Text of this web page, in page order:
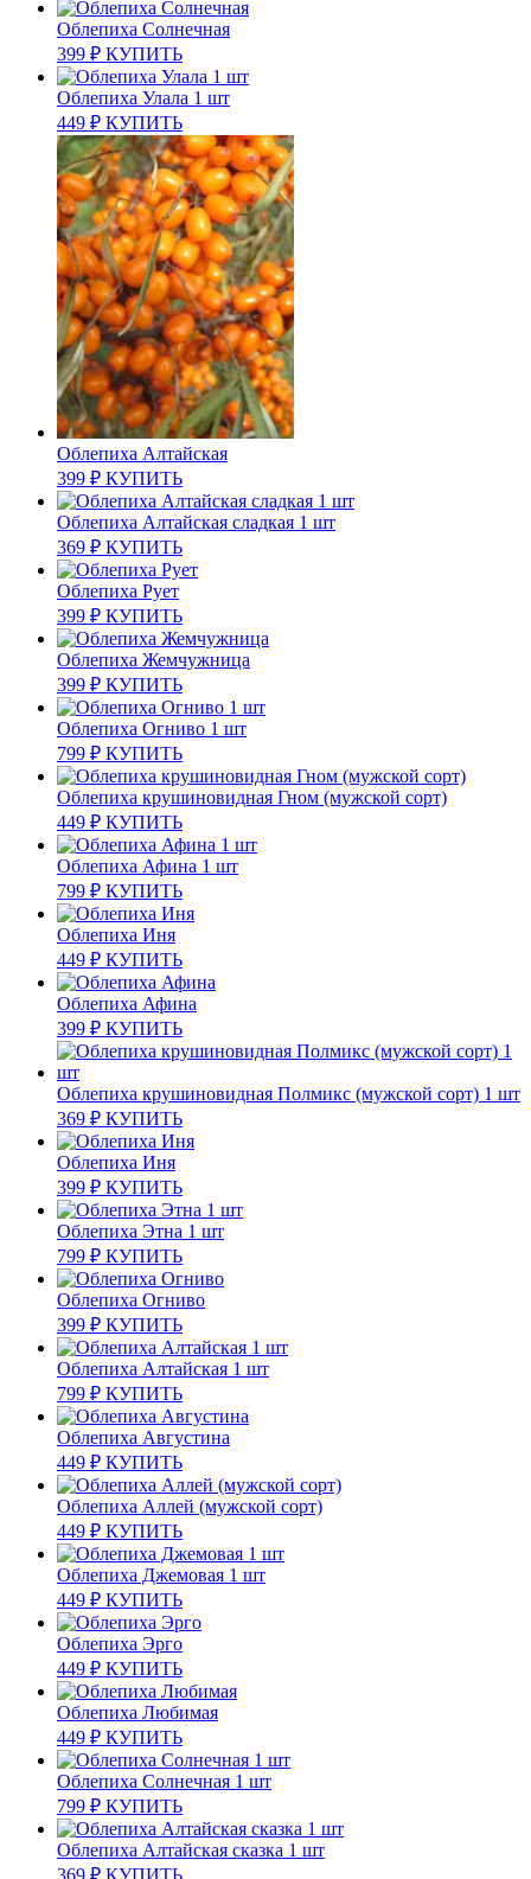
Облепиха Солнечная
399 ₽ КУПИТЬ
Облепиха Улала 1 шт
449 ₽ КУПИТЬ
Облепиха Алтайская
399 ₽ КУПИТЬ
Облепиха Алтайская сладкая 1 шт
369 ₽ КУПИТЬ
Облепиха Рует
399 ₽ КУПИТЬ
Облепиха Жемчужница
399 ₽ КУПИТЬ
Облепиха Огниво 1 шт
799 ₽ КУПИТЬ
Облепиха крушиновидная Гном (мужской сорт)
449 ₽ КУПИТЬ
Облепиха Афина 1 шт
799 ₽ КУПИТЬ
Облепиха Иня
449 ₽ КУПИТЬ
Облепиха Афина
399 ₽ КУПИТЬ
Облепиха крушиновидная Полмикс (мужской сорт) 1 шт
369 ₽ КУПИТЬ
Облепиха Иня
399 ₽ КУПИТЬ
Облепиха Этна 1 шт
799 ₽ КУПИТЬ
Облепиха Огниво
399 ₽ КУПИТЬ
Облепиха Алтайская 1 шт
799 ₽ КУПИТЬ
Облепиха Августина
449 ₽ КУПИТЬ
Облепиха Аллей (мужской сорт)
449 ₽ КУПИТЬ
Облепиха Джемовая 1 шт
449 ₽ КУПИТЬ
Облепиха Эрго
449 ₽ КУПИТЬ
Облепиха Любимая
449 ₽ КУПИТЬ
Облепиха Солнечная 1 шт
799 ₽ КУПИТЬ
Облепиха Алтайская сказка 1 шт